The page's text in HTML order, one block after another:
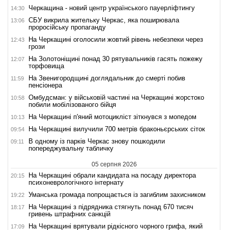
14:30 Черкащина - новий центр українського пауерліфтингу
13:06
СБУ викрила жительку Черкас, яка поширювала
проросійську пропаганду
12:43
На Черкащині оголосили жовтий рівень небезпеки через
грози
12:07
На Золотоніщині понад 30 рятувальників гасять пожежу
торфовища
11:59
На Звенигородщині доглядальник до смерті побив
пенсіонера
10:58
Омбудсман: у військовій частині на Черкащині жорстоко
побили мобілізованого бійця
10:13 На Черкащині п'яний мотоцикліст зіткнувся з мопедом
09:54 На Черкащині вилучили 700 метрів браконьєрських сіток
09:11
В одному із парків Черкас знову пошкодили
попереджувальну табличку
05 серпня 2026
20:15
На Черкащині обрали кандидата на посаду директора
психоневрологічного інтернату
19:22 Уманська громада попрощається із загиблим захисником
18:17
На Черкащині з підрядника стягнуть понад 670 тисяч
гривень штрафних санкцій
17:09
На Черкащині врятували рідкісного чорного грифа, який